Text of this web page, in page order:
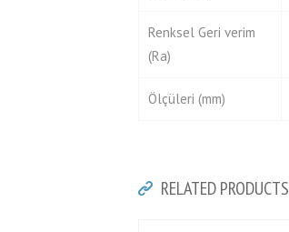
Renksel Geri verim
(Ra)
Ölçüleri (mm)
RELATED PRODUCTS